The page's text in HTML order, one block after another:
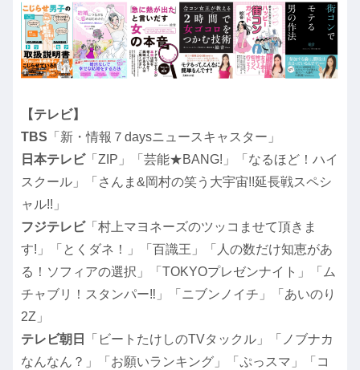
【テレビ】
TBS 「新・情報７daysニュースキャスター」
日本テレビ「ZIP」「芸能★BANG!」「なるほど！ハイ
スクール」「さんま&岡村の笑う大宇宙!!延長戦スペシ
ャル!!」
フジテレビ「村上マヨネーズのツッコませて頂きま
す!」「とくダネ！」「百識王」「人の数だけ知恵があ
る！ソフィアの選択」「TOKYOプレゼンナイト」「ム
チャブリ！スタンパー‼」「ニブンノイチ」「あいのり
2Z」
テレビ朝日
「ビートたけしのTVタックル」「ノブナカ
なんなん？」「お願いランキング」「ぷっスマ」「コ